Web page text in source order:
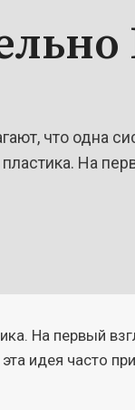
что одна
На
На первый
идея часто